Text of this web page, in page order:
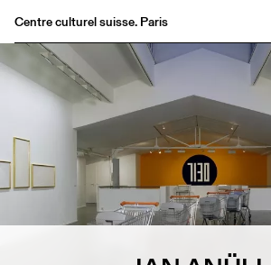
Centre culturel suisse. Paris
Agenda
Librairie
Archives
Médiathèque
Informations